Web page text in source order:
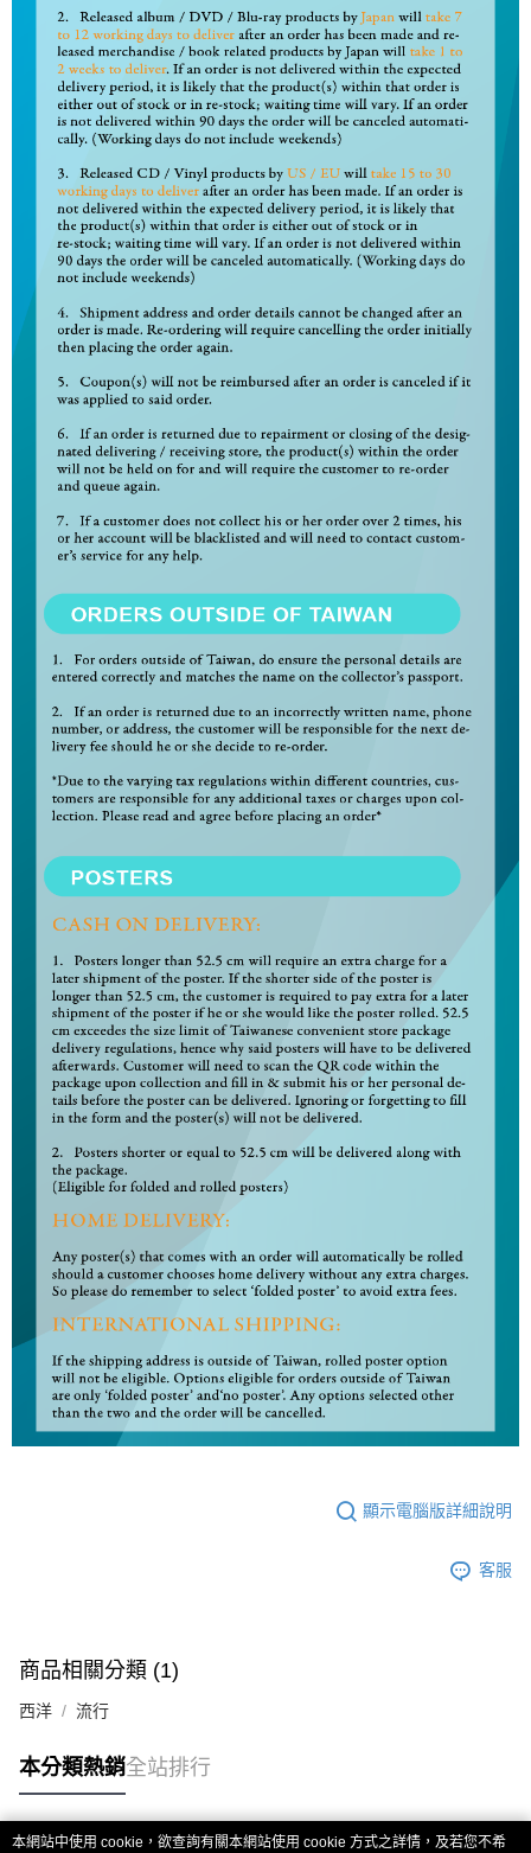
顯示電腦版詳細說明
客服
商品相關分類 (1)
西洋 流行
本分類熱銷全站排行
本網站中使用 cookie，欲查詢有關本網站使用 cookie 方式之詳情，及若您不希